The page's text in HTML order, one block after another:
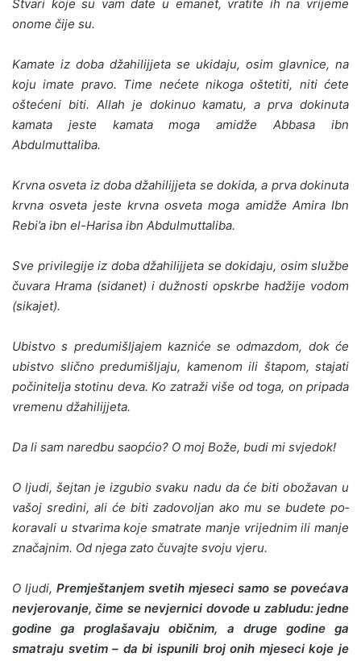
Stvari koje su vam date u emanet, vratite ih na vrijeme
onome čije su.
Kamate iz doba džahilijjeta se ukidaju, osim glavnice, na
koju imate pravo. Time nećete nikoga oštetiti, niti ćete
oštećeni biti. Allah je dokinuo kamatu, a prva dokinuta
kamata jeste kamata moga amidže Abbasa ibn
Abdulmuttaliba.
Krvna osveta iz doba džahilijjeta se dokida, a prva doki­nuta
krvna osveta jeste krvna osveta moga amidže Amira Ibn
Rebi’a ibn el-Harisa ibn Abdulmuttaliba.
Sve privilegije iz doba džahilijjeta se dokidaju, osim službe
čuvara Hrama (sidanet) i dužnosti opskrbe hadžije vodom
(sikajet).
Ubistvo s predumišljajem kazniće se odmazdom, dok će
ubistvo slično predumišljaju, kamenom ili štapom, stajati
počinitelja stotinu deva. Ko zatraži više od toga, on pripada
vremenu džahilijjeta.
Da li sam naredbu saopćio? O moj Bože, budi mi svjedok!
O ljudi, šejtan je izgubio svaku nadu da će biti obožavan u
vašoj sredini, ali će biti zadovoljan ako mu se budete po­
koravali u stvarima koje smatrate manje vrijednim ili manje
značajnim. Od njega zato čuvajte svoju vjeru.
O ljudi, Premještanjem svetih mjeseci samo se povećava
nevjerovanje, čime se nevjernici dovode u zabludu: jedne
godine ga proglašavaju običnim, a druge godine ga
smatra­ju svetim – da bi ispunili broj onih mjeseci koje je